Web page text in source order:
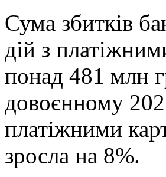
Сума збитків
дій з
понад 481 млн
довоєнному
платіжними
зросла на 8%.